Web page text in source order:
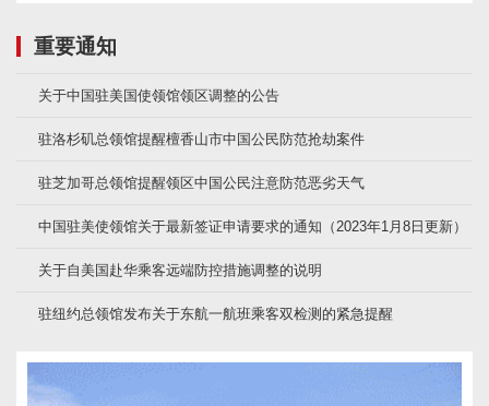
重要通知
关于中国驻美国使领馆领区调整的公告
驻洛杉矶总领馆提醒檀香山市中国公民防范抢劫案件
驻芝加哥总领馆提醒领区中国公民注意防范恶劣天气
中国驻美使领馆关于最新签证申请要求的通知（2023年1月8日更新）
关于自美国赴华乘客远端防控措施调整的说明
驻纽约总领馆发布关于东航一航班乘客双检测的紧急提醒